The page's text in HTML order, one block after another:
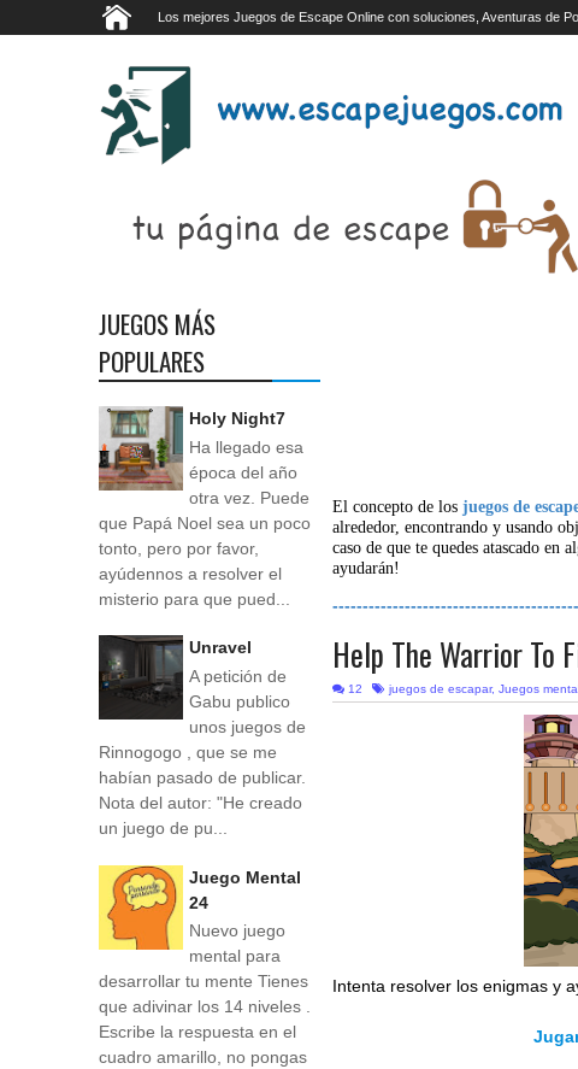
Los mejores Juegos de Escape Online con soluciones, Aventuras de
El concepto de losjuegos de
alrededor, encontrando y usando
caso de que te quedes atascado en
ayudarán!
Help The Warrior To
12 juegos de escapar, Juegos
Intenta resolver los enigmas y
JUEGOS MÁS
POPULARES
Holy Night7
Ha llegado esa
época del año
otra vez. Puede
que Papá Noel sea un poco
tonto, pero por favor,
ayúdennos a resolver el
misterio para que pued...
Unravel
A petición de
Gabu publico
unos juegos de
Rinnogogo , que se me
habían pasado de publicar.
Nota del autor: "He creado
un juego de pu...
Juego Mental
24
Nuevo juego
mental para
desarrollar tu mente Tienes
que adivinar los 14 niveles .
Escribe la respuesta en el
cuadro amarillo, no pongas